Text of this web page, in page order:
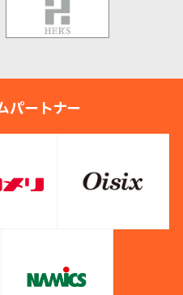
パートナー